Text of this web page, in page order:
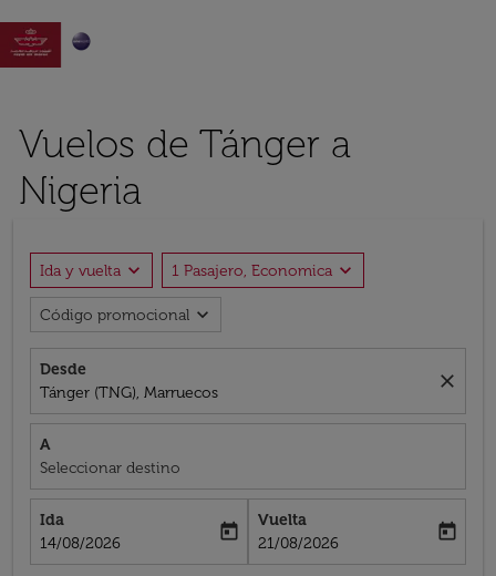

Vuelos de Tánger a
Nigeria
Ida y vuelta expand_more 1 Pasajero, Economica expand_more
Código promocional expand_more
Desde
Tánger (TNG), Marruecos
close
A
Seleccionar destino
Ida
fc-booking-departure-date-aria-label
14/08/2026
today
Vuelta
fc-booking-return-date-aria-label
21/08/2026
today